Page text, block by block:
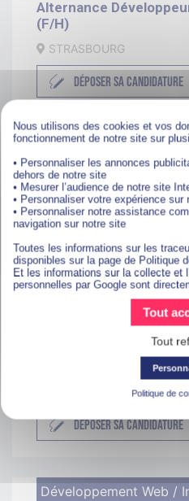
Alternance
(F/H)
STRASBOURG
DÉPOSER SA CANDIDATURE
Développement Web /
Alternance
(F/H)
STRASBOURG
DÉPOSER SA CANDIDATURE
Développement Web /
Alternance
DÉPOSER SA CANDIDATURE
Développement Web /
Nous utilisons des cookies et vos
fonctionnement de notre site sur
• Personnaliser les annonces
dehors de notre site
• Mesurer l’audience de notre site
• Personnaliser votre expérience sur
• Personnaliser notre assistance
navigation sur notre site
Toutes les informations sur les
disponibles sur la page de Politique
Et les informations sur la collecte et
personnelles par Google sont
Tout
Tout
Politique de